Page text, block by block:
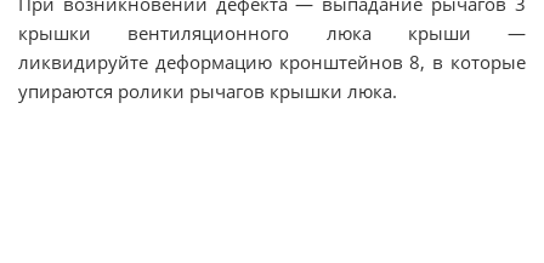
крышки вентиляционного люка крыши —
ликвидируйте деформацию кронштейнов 8, в которые
упираются ролики рычагов крышки люка.